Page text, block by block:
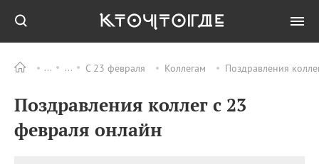
С 23 февраля Коллегам Поздравления
Поздравления коллег с 23
февраля онлайн
ПРАЗДНИКИ Все
06.08 Преображение